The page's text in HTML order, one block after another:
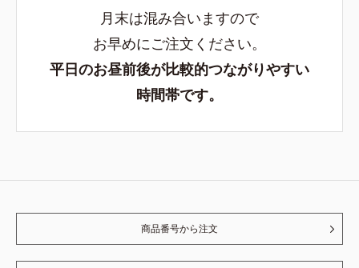
月末は混み合いますので
お早めにご注文ください。
平日のお昼前後が比較的つながりやすい
時間帯です。
商品番号から注文